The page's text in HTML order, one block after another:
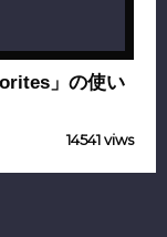
」の使い
14541 viws